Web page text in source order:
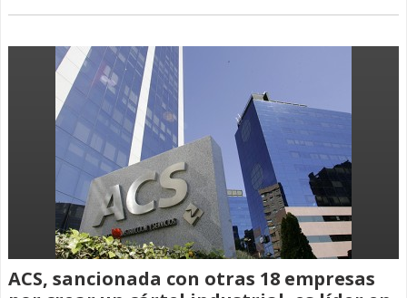
ACS, sancionada con otras 18 empresas